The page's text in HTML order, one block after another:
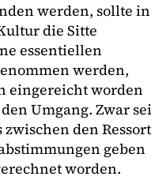
werden, sollte in
die Sitte
essentiellen
werden,
eingereicht worden
Umgang. Zwar sei
zwischen den Ressort
geben
worden.